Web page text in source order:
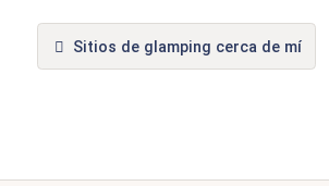
Sitios de glamping cerca de mí